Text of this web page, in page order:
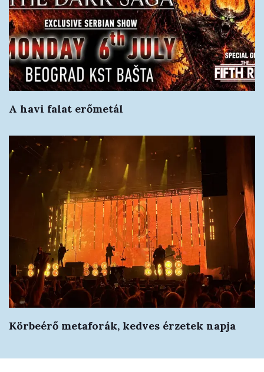
A havi falat erőmetál
Körbeérő metaforák, kedves érzetek napja